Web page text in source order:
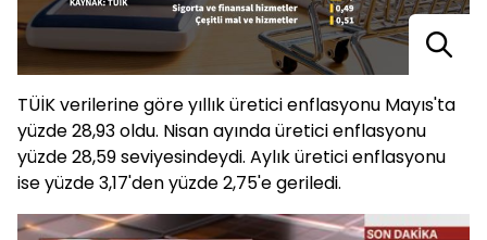
TÜİK verilerine göre yıllık üretici enflasyonu Mayıs'ta
yüzde 28,93 oldu. Nisan ayında üretici enflasyonu
yüzde 28,59 seviyesindeydi. Aylık üretici enflasyonu
ise yüzde 3,17'den yüzde 2,75'e geriledi.